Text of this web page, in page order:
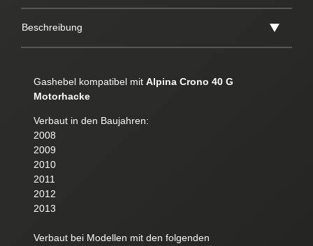
Beschreibung
Gashebel kompatibel mit Alpina Crono 40 G
Motorhacke
Verbaut in den Baujahren:
2008
2009
2010
2011
2012
2013
Verbaut bei Modellen mit den folgenden